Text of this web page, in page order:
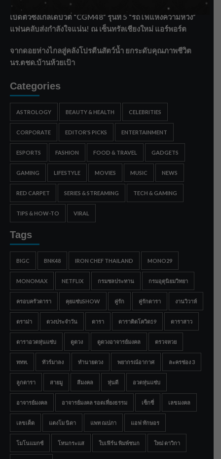
เปิดตัวซิงเกิลเดบิวต์ “CGM48” รุ่นที่ 5 “รถไฟแห่งความหวัง”
แฟนคลับส่งกำลังใจแน่น! ณ เซ็นทรัลเชียงใหม่ แอร์พอร์ต
จากดอยห่างไกลสู่คลังโปรตีนสัตว์น้ำ ยกระดับคุณภาพชีวิต
นร.ตชด.บ้านห้วยเป้า
Categories
ASTROLOGY BEAUTY & HEALTH CELEBRITIES
CORPORATE EDITOR'S PICKS ENTERTAINMENT
ESPORTS FASHION FOOD & TRAVEL GADGETS
GAMING LIFESTYLE MOVIES MUSIC NEWS
RED CARPET SERIES & STREAMING TECH & GAMING
TIPS & HOW-TO VIRAL
Tags
BIGC BNK48 IRON CHEF THAILAND MONO29
MONOMAX NETFLIX กรมชลประทาน กรมอุตุนิยมวิทยา
ครอบครัวดารา คุยแซ่บSHOW คู่รัก คู่รักดารา งานวิวาห์
ดราม่า ดวงประจำวัน ดารา ดาราติดโควิด19 ดาราสาว
ดาราอวดหุ่นแซ่บ ดูดวง ดูดวงอาจารย์มงคล ตรวจหวย
ททท. ทัวร์มาลง ทำนายดวง พยากรณ์อากาศ ละครช่อง 3
ลูกดารา สายมู สีมงคล หุ่นดี อวดหุ่นแซ่บ
อาจารย์มงคล อาจารย์มงคล รอดเที่ยงธรรม เซ็กซี่ เลขมงคล
เลขเด็ด แตงโม นิดา แพท ณปภา แอฟ ทักษอร
โมโนแมกซ์ โหนกระแส ใบเฟิร์น พิมพ์ชนก ใหม่ ดาวิกา